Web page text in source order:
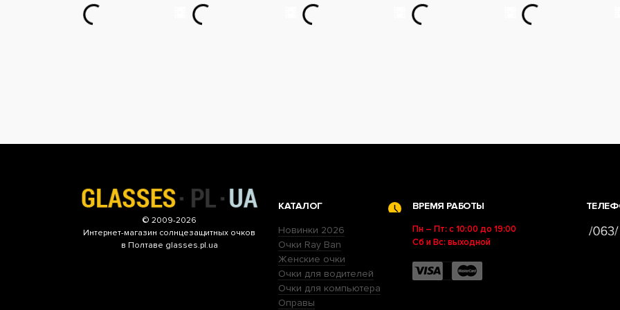
© 2009-2026
Интернет-магазин солнцезащитных очков
в Полтаве glasses.pl.ua
КАТАЛОГ
Новинки 2026
Очки Ray Ban
Женские очки
Очки для водителей
Очки для компьютера
Оправы
ВРЕМЯ РАБОТЫ
Пн – Пт: с 10:00 до 19:00
Сб и Вс: выходной